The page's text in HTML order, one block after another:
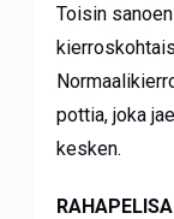
Toisin
pottia, joka
kesken.